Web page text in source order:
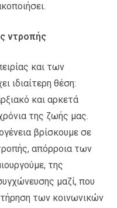
ντροπής
και των
ιδιαίτερη θέση:
και αρκετά
της ζωής μας.
βρίσκουμε σε
απόρροια των
της
μαζί, που
των κοινωνικών